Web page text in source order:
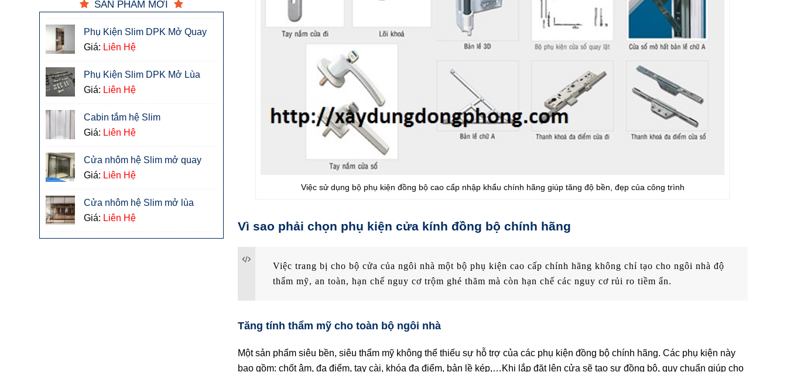
Việc sử dụng bộ phụ kiện đồng bộ cao cấp nhập khẩu chính hãng giúp tăng độ bền, đẹp của công trình
Vì sao phải chọn phụ kiện cửa kính đồng bộ chính hãng
Việc trang bị cho bộ cửa của ngôi nhà một bộ phụ kiện cao cấp chính hãng không chỉ tạo cho ngôi nhà độ
thẩm mỹ, an toàn, hạn chế nguy cơ trộm ghé thăm mà còn hạn chế các nguy cơ rủi ro tiềm ẩn.
Tăng tính thẩm mỹ cho toàn bộ ngôi nhà
Một sản phẩm siêu bền, siêu thẩm mỹ không thể thiếu sự hỗ trợ của các phụ kiện đồng bộ chính hãng. Các phụ kiện này
bao gồm: chốt âm, đa điểm, tay cài, khóa đa điểm, bản lề kép,…Khi lắp đặt lên cửa sẽ tạo sự đồng bộ, quy chuẩn giúp cho
SẢN PHẨM MỚI
Phụ Kiện Slim DPK Mở Quay
Giá: Liên Hệ
Phụ Kiện Slim DPK Mở Lùa
Giá: Liên Hệ
Cabin tắm hệ Slim
Giá: Liên Hệ
Cửa nhôm hệ Slim mở quay
Giá: Liên Hệ
Cửa nhôm hệ Slim mở lùa
Giá: Liên Hệ